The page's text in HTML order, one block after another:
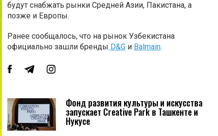
будут снабжать рынки Средней Азии, Пакистана, а
позже и Европы.
Ранее сообщалось, что на рынок Узбекистана
официально зашли бренды D&G и Balmain.
Фонд развития культуры и искусства
запускает Creative Park в Ташкенте и
Нукусе